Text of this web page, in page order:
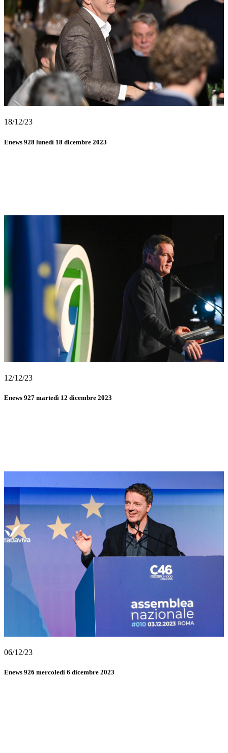
18/12/23
Enews 928 lunedì 18 dicembre 2023
12/12/23
Enews 927 martedì 12 dicembre 2023
06/12/23
Enews 926 mercoledì 6 dicembre 2023